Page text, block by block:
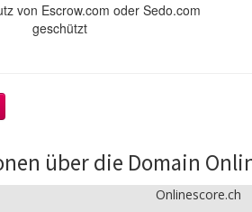
von Escrow.com oder Sedo.com
geschützt
über die Domain
Onlinescore.ch